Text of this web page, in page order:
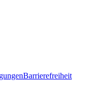
Barrierefreiheit